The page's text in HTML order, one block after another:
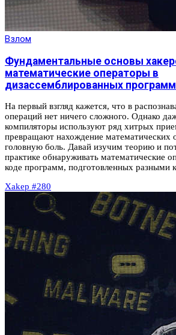
Взлом
Фундаментальные основы
математические операторы в
дизассемблированных
На первый взгляд кажется, что в
операций нет ничего сложного. Однако
компиляторы используют ряд хитрых
превращают нахождение математических
головную боль. Давай изучим теорию и
практике обнаруживать математические
коде программ, подготовленных разными
Xakep #280